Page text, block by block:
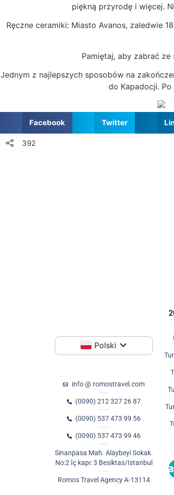
piękną przyrodę i więcej.
Ręczne ceramiki: Miasto Avanos, zaledwie
Pamiętaj, aby zabrać
Jednym z najlepszych sposobów na
do Kapadocji.
Facebook Twitter
392
Polski
info @ romostravel.com
(0090) 212 327 26 87
(0090) 537 473 99 56
(0090) 537 473 99 46
Sinanpasa Mah. Alaybeyi Sokak.
No:2 İç kapı: 3 Besiktas/Istanbul
Romos Travel Agency A-13114